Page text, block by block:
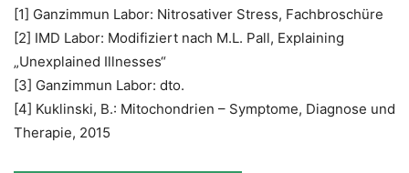
[1] Ganzimmun Labor: Nitrosativer Stress, Fachbroschüre
[2] IMD Labor: Modifiziert nach M.L. Pall, Explaining
„Unexplained Illnesses“
[3] Ganzimmun Labor: dto.
[4] Kuklinski, B.: Mitochondrien – Symptome, Diagnose und
Therapie, 2015